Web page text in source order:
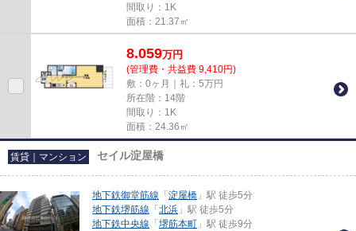
間取り：1K
面積：21.37㎡
8.059万円
(管理費・共益費 9,410円)
敷：0ヶ月｜礼：5万円
所在階：14階
間取り：1K
面積：24.36㎡
賃貸｜マンション セイル淀屋橋
地下鉄御堂筋線 「 淀屋橋 」駅 徒歩5分
地下鉄堺筋線 「 北浜 」駅 徒歩5分
地下鉄中央線 「 堺筋本町 」駅 徒歩9分